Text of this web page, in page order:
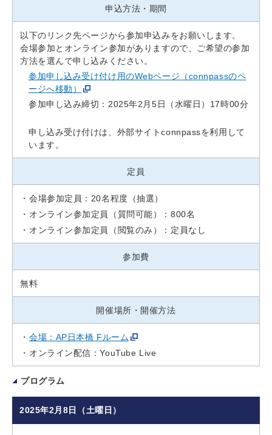
申込方法・期間
以下のリンク先ページから参加申込みをお願いします。
会場参加とオンライン参加がありますので、ご希望の参加
方法を選んで申し込みください。
参加申し込み受け付け用のWebページ（connpassのペ
ージへ移動）
参加申し込み締切：2025年2月5日（水曜日）17時00分
申し込み受け付けは、外部サイトconnpassを利用して
います。
定員
会場参加定員：20名程度（抽選）
オンライン参加定員（質問可能）：800名
オンライン参加定員（閲覧のみ）：定員なし
参加費
無料
開催場所・開催方法
会場：AP日本橋 Fルーム
オンライン配信：YouTube Live
プログラム
2025年2月8日（土曜日）